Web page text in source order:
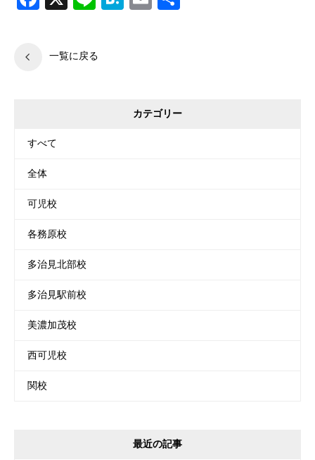
一覧に戻る
カテゴリー
すべて
全体
可児校
各務原校
多治見北部校
多治見駅前校
美濃加茂校
西可児校
関校
最近の記事